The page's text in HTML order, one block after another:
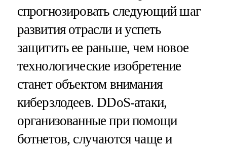
спрогнозировать следующий шаг
развития отрасли и успеть
защитить ее раньше, чем новое
технологические изобретение
станет объектом внимания
киберзлодеев. DDoS-атаки,
организованные при помощи
ботнетов, случаются чаще и